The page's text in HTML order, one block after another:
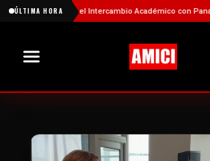
ÚLTIMA HORA
China Fortalece el Intercambio Académico con